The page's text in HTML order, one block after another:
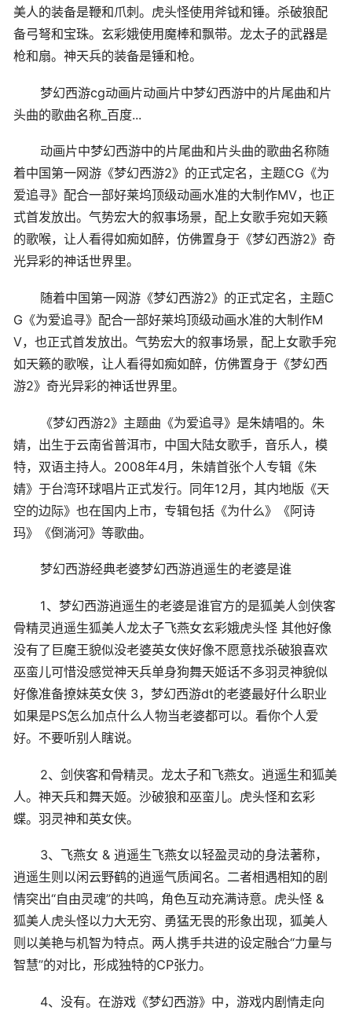
美人的装备是鞭和爪刺。虎头怪使用斧钺和锤。杀破狼配
备弓弩和宝珠。玄彩娥使用魔棒和飘带。龙太子的武器是
枪和扇。神天兵的装备是锤和枪。
梦幻西游cg动画片动画片中梦幻西游中的片尾曲和片
头曲的歌曲名称_百度...
动画片中梦幻西游中的片尾曲和片头曲的歌曲名称随
着中国第一网游《梦幻西游2》的正式定名，主题CG《为
爱追寻》配合一部好莱坞顶级动画水准的大制作MV，也正
式首发放出。气势宏大的叙事场景，配上女歌手宛如天籁
的歌喉，让人看得如痴如醉，仿佛置身于《梦幻西游2》奇
光异彩的神话世界里。
随着中国第一网游《梦幻西游2》的正式定名，主题C
G《为爱追寻》配合一部好莱坞顶级动画水准的大制作M
V，也正式首发放出。气势宏大的叙事场景，配上女歌手宛
如天籁的歌喉，让人看得如痴如醉，仿佛置身于《梦幻西
游2》奇光异彩的神话世界里。
《梦幻西游2》主题曲《为爱追寻》是朱婧唱的。朱
婧，出生于云南省普洱市，中国大陆女歌手，音乐人，模
特，双语主持人。2008年4月，朱婧首张个人专辑《朱
婧》于台湾环球唱片正式发行。同年12月，其内地版《天
空的边际》也在国内上市，专辑包括《为什么》《阿诗
玛》《倒淌河》等歌曲。
梦幻西游经典老婆梦幻西游逍遥生的老婆是谁
1、梦幻西游逍遥生的老婆是谁官方的是狐美人剑侠客
骨精灵逍遥生狐美人龙太子飞燕女玄彩娥虎头怪 其他好像
没有了巨魔王貌似没老婆英女侠好像不愿意找杀破狼喜欢
巫蛮儿可惜没感觉神天兵单身狗舞天姬话不多羽灵神貌似
好像准备撩妹英女侠 3，梦幻西游dt的老婆最好什么职业
如果是PS怎么加点什么人物当老婆都可以。看你个人爱
好。不要听别人瞎说。
2、剑侠客和骨精灵。龙太子和飞燕女。逍遥生和狐美
人。神天兵和舞天姬。沙破狼和巫蛮儿。虎头怪和玄彩
蝶。羽灵神和英女侠。
3、飞燕女 & 逍遥生飞燕女以轻盈灵动的身法著称，
逍遥生则以闲云野鹤的逍遥气质闻名。二者相遇相知的剧
情突出“自由灵魂”的共鸣，角色互动充满诗意。虎头怪 &
狐美人虎头怪以力大无穷、勇猛无畏的形象出现，狐美人
则以美艳与机智为特点。两人携手共进的设定融合“力量与
智慧”的对比，形成独特的CP张力。
4、没有。在游戏《梦幻西游》中，游戏内剧情走向